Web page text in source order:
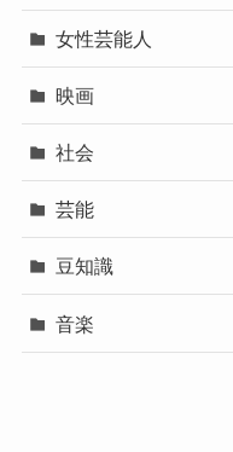
女性芸能人
映画
社会
芸能
豆知識
音楽